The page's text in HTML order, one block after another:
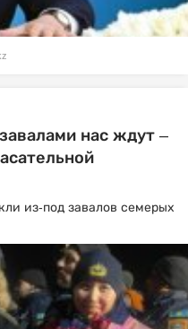
нас ждут –
из-под завалов семерых